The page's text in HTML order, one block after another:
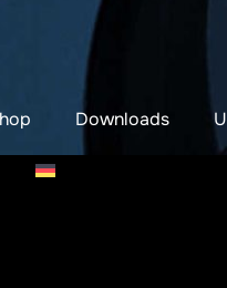
Downloads